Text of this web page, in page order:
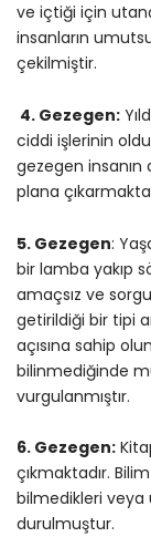
ve içtiği için
insanların
çekilmiştir.
4. Gezegen:
ciddi işlerinin
gezegen
plana
5. Gezegen:
bir lamba yakıp
amaçsız ve
getirildiği bir tipi
açısına sahip
bilinmediğinde
vurgulanmıştır.
6. Gezegen:
çıkmaktadır.
bilmedikleri veya
durulmuştur.